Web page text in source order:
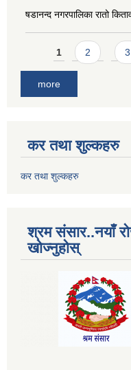
षडानन्द नगरपालिका रातो
Pages
1 2 3
more
कर तथा शुल्कहरु
कर तथा शुल्कहरु
श्रम संसार..नयाँ
खोज्नुहोस्